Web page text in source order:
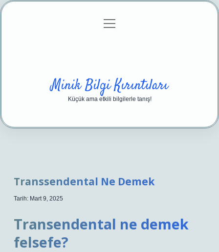
Gizlilik Politikası
menüyü
Minik Bilgi Kırıntıları
Küçük ama etkili bilgilerle tanış!
Transsendental Ne Demek
Tarih: Mart 9, 2025
Transendental ne demek
felsefe?